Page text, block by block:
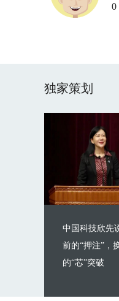
0
独家策划
中国科技欣先
前的“押注”，
的“芯”突破